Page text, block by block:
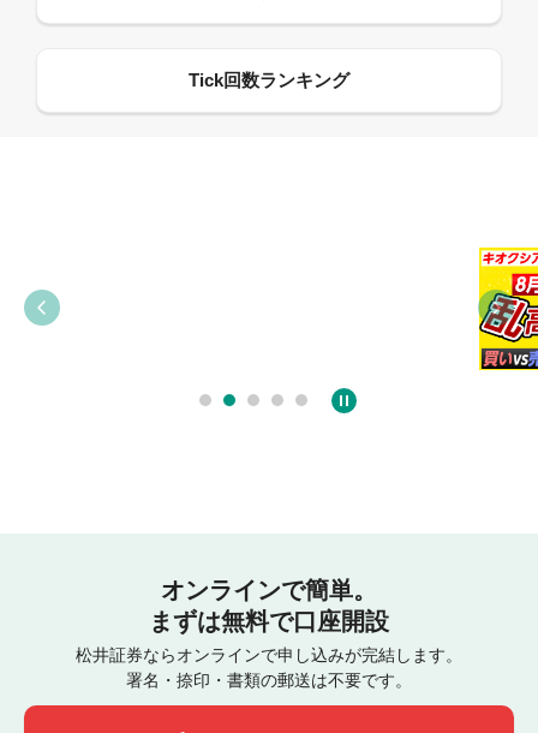
オンラインで簡単。
まずは無料で口座開設
松井証券ならオンラインで申し込みが完結します。
署名・捺印・書類の郵送は不要です。